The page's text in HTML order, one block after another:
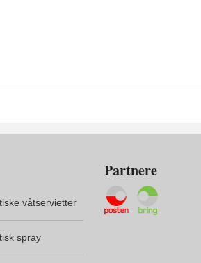
våtservietter
spray
Partnere